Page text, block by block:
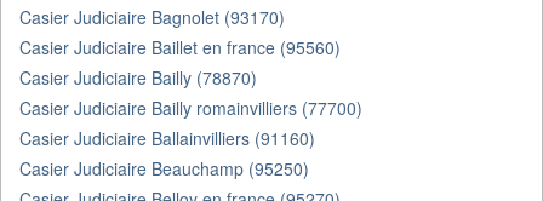
Casier Judiciaire Bagnolet (93170)
Casier Judiciaire Baillet en france (95560)
Casier Judiciaire Bailly (78870)
Casier Judiciaire Bailly romainvilliers (77700)
Casier Judiciaire Ballainvilliers (91160)
Casier Judiciaire Beauchamp (95250)